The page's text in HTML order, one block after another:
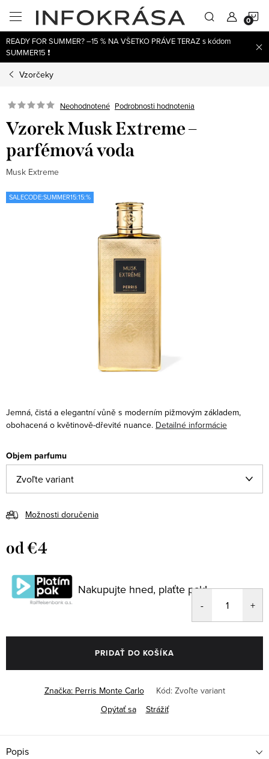
obsah
READY FOR SUMMER? –15 % NA VŠETKO PRÁVE TERAZ s kódom
SUMMER15 ❗
Vzorčeky
Neohodnotené Podrobnosti hodnotenia
Vzorek Musk Extreme –
parfémová voda
Musk Extreme
SALECODE:SUMMER15:15:%
Jemná, čistá a elegantní vůně s moderním pižmovým základem,
obohacená o květinově-dřevité nuance. Detailné informácie
Objem parfumu
Možnosti doručenia
od€4
cena:
Nakupujte hned, plaťte pak!
PRIDAŤ DO KOŠÍKA
Značka: Perris Monte Carlo Kód: Zvoľte variant
Opýtať sa
Strážiť
Popis